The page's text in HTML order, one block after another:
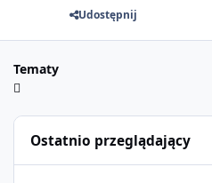
Udostępnij
Tematy
Ostatnio przeglądający